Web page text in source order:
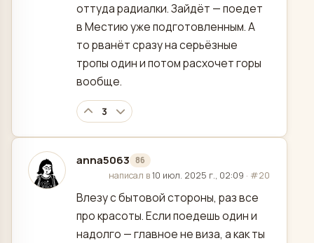
оттуда радиалки. Зайдёт — поедет
в Местию уже подготовленным. А
то рванёт сразу на серьёзные
тропы один и потом расхочет горы
вообще.
3
anna5063 86
отредактировано
написал в10 июл. 2025 г., 02:09 · #20
Влезу с бытовой стороны, раз все
про красоты. Если поедешь один и
надолго — главное не виза, а как ты